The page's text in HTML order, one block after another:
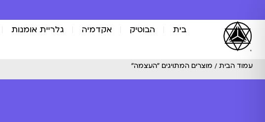
בית הבוטיק אקדמיה גלריית אומנות
עמוד הבית / מוצרים המתויגים “העצמה”